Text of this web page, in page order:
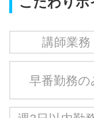
講師業務
早番勤務の